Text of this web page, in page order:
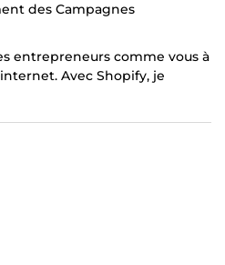
des Campagnes
entrepreneurs comme vous à
Avec Shopify, je
en ligne pour amener
directement sur